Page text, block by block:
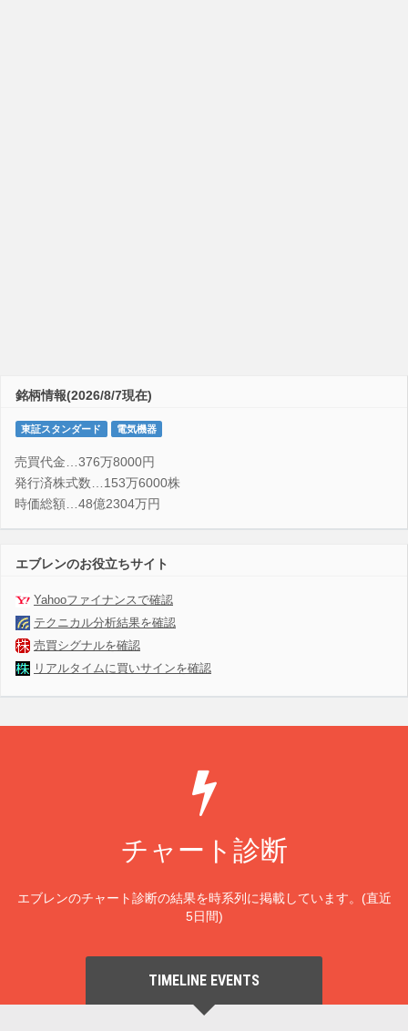
銘柄情報(2026/8/7現在)
東証スタンダード 電気機器
売買代金…376万8000円
発行済株式数…153万6000株
時価総額…48億2304万円
エブレンのお役立ちサイト
Yahooファイナンスで確認
テクニカル分析結果を確認
売買シグナルを確認
リアルタイムに買いサインを確認
チャート診断
エブレンのチャート診断の結果を時系列に掲載しています。(直近
5日間)
TIMELINE EVENTS